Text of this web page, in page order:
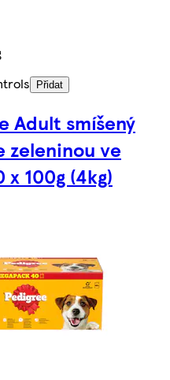
Přidat
Adult smíšený
zeleninou ve
x 100g (4kg)